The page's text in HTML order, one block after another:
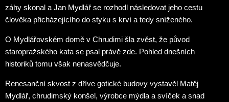
záhy skonal a Jan Mydlář se rozhodl následovat jeho cestu
člověka přicházejícího do styku s krví a tedy sníženého.
O Mydlářovském domě v Chrudimi šla zvěst, že původ
staropražského kata se psal právě zde. Pohled dnešních
historiků tomu však nenasvědčuje.
Renesanční skvost z dříve gotické budovy vystavěl Matěj
Mydlář, chrudimský konšel, výrobce mýdla a svíček a snad